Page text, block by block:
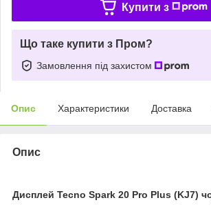
Купити з
Що таке купити з Пром?
Замовлення під захистом
Опис Характеристики Доставка
Опис
Дисплей Tecno Spark 20 Pro Plus (KJ7)